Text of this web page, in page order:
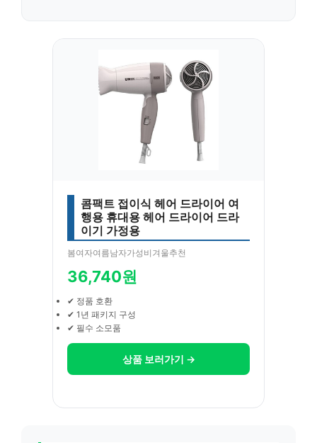
콤팩트 접이식 헤어 드라이어 여
행용 휴대용 헤어 드라이어 드라
이기 가정용
봄여자여름남자가성비겨울추천
36,740원
✔ 정품 호환
✔ 1년 패키지 구성
✔ 필수 소모품
상품 보러가기 →